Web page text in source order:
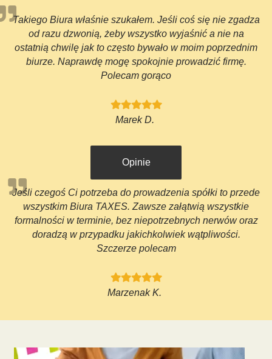
Takiego Biura właśnie szukałem. Jeśli coś się nie zgadza
od razu dzwonią, żeby wszystko wyjaśnić a nie na
ostatnią chwilę jak to często bywało w moim poprzednim
biurze. Naprawdę mogę spokojnie prowadzić firmę.
Polecam gorąco
Marek D.
Opinie
Jeśli czegoś Ci potrzeba do prowadzenia spółki to przede
wszystkim Biura TAXES. Zawsze załątwią wszystkie
formalności w terminie, bez niepotrzebnych nerwów oraz
doradzą w przypadku jakichkolwiek wątpliwości.
Szczerze polecam
Marzenak K.